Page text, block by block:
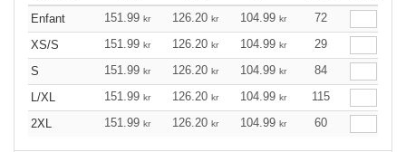
Enfant 151.99 kr 126.20 kr 104.99 kr
72
XS/S
151.99 kr 126.20 kr 104.99 kr
29
S
151.99 kr 126.20 kr 104.99 kr
84
L/XL
151.99 kr 126.20 kr 104.99 kr
115
2XL
151.99 kr 126.20 kr 104.99 kr 60